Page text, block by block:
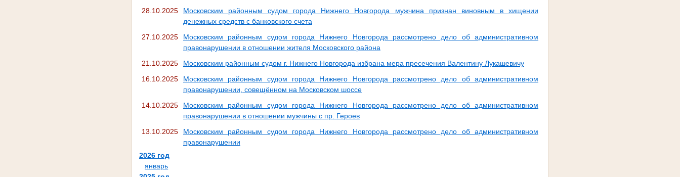
28.10.2025
Московским районным судом города Нижнего Новгорода мужчина признан виновным в хищении
денежных средств с банковского счета
27.10.2025
Московским районным судом города Нижнего Новгорода рассмотрено дело об административном
правонарушении в отношении жителя Московского района
21.10.2025
Московским районным судом г. Нижнего Новгорода избрана мера пресечения Валентину Лукашевичу
16.10.2025
Московским районным судом города Нижнего Новгорода рассмотрено дело об административном
правонарушении, совещённом на Московском шоссе
14.10.2025
Московским районным судом города Нижнего Новгорода рассмотрено дело об административном
правонарушении в отношении мужчины с пр. Героев
13.10.2025
Московским районным судом города Нижнего Новгорода рассмотрено дело об административном
правонарушении
2026 год
январь